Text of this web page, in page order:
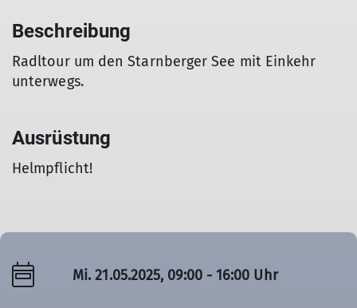
Beschreibung
Radltour um den Starnberger See mit Einkehr
unterwegs.
Ausrüstung
Helmpflicht!
Mi. 21.05.2025, 09:00 - 16:00 Uhr